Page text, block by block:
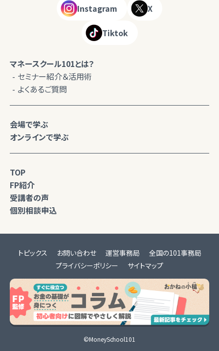
Instagram X
Tiktok
マネースクール101とは？
セミナー紹介＆活用術
よくあるご質問
会場で学ぶ
オンラインで学ぶ
TOP
FP紹介
受講者の声
個別相談申込
トピックス お問い合わせ 運営事務局
全国の101事務局
プライバシーポリシー
サイトマップ
©MoneySchool101